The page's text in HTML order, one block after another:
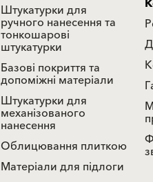
Штукатурки для
ручного нанесення та
тонкошарові
штукатурки
Базові покриття та
допоміжні матеріали
Штукатурки для
механізованого
нанесення
Облицювання плиткою
Матеріали для підлоги